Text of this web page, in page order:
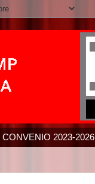
2023-2026